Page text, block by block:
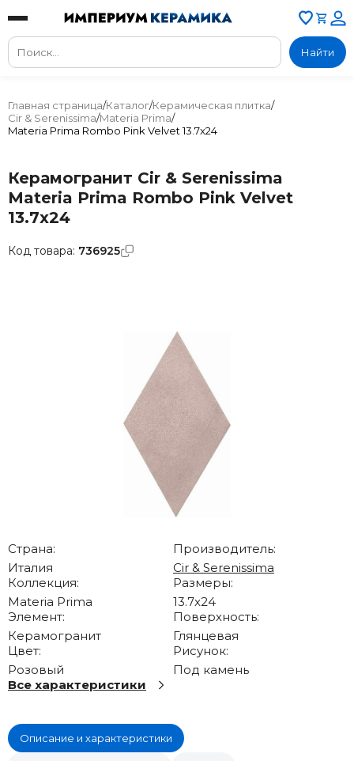
Найти
Главная страница/Каталог/Керамическая плитка/
Cir & Serenissima/Materia Prima/
Materia Prima Rombo Pink Velvet 13.7x24
Керамогранит Cir & Serenissima
Materia Prima Rombo Pink Velvet
13.7x24
Страна:
Италия
Производитель:
Cir & Serenissima
Коллекция:
Materia Prima
Размеры:
13.7x24
Элемент:
Керамогранит
Поверхность:
Глянцевая
Цвет:
Розовый
Рисунок:
Под камень
Все характеристики
Описание и характеристики
Код товара: 736925